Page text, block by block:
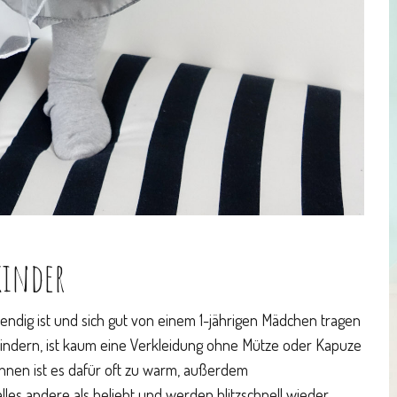
ist und sich gut von einem 1-jährigen Mädchen tragen
ist kaum eine Verkleidung ohne Mütze oder Kapuze
ist es dafür oft zu warm, außerdem